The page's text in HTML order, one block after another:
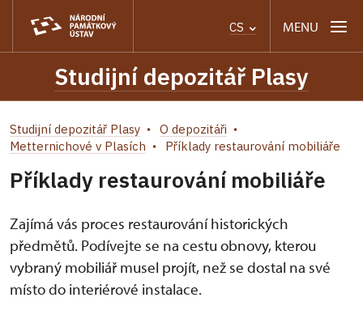
CS MENU
Studijní depozitář Plasy
Studijní depozitář Plasy
O depozitáři
Metternichové v Plasích
Příklady restaurování mobiliáře
Příklady restaurování mobiliáře
Zajímá vás proces restaurování historických
předmětů. Podívejte se na cestu obnovy, kterou
vybraný mobiliář musel projít, než se dostal na své
místo do interiérové instalace.